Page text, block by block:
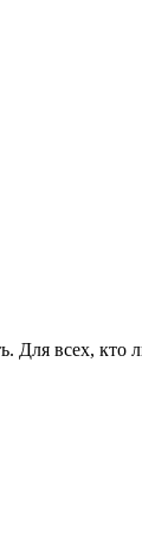
Для всех, кто